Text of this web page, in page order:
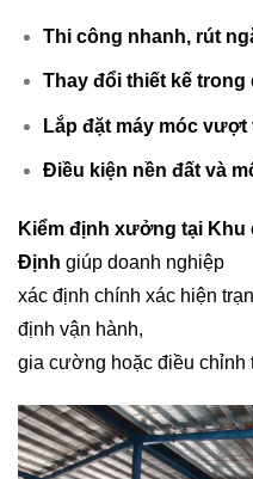
Thi công nhanh, rút
Thay đổi thiết kế
Lắp đặt máy móc vượt
Điều kiện nền đất và
Kiểm định xưởng tại
Định giúp doanh nghiệp
xác định chính xác hiện
định vận hành,
gia cường hoặc điều chỉnh